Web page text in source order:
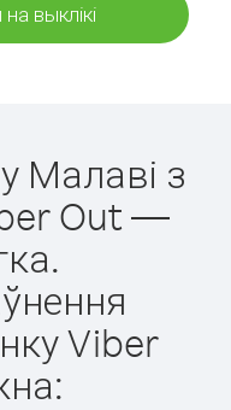
выклікі
Малаві з
Out —
Viber